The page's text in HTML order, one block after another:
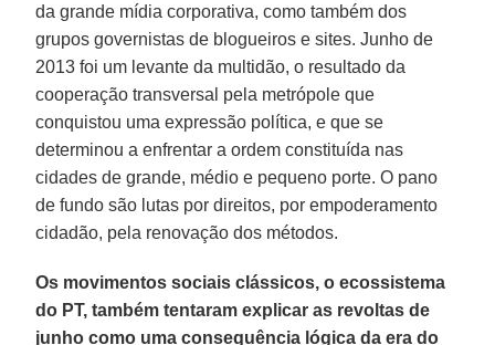
da grande mídia corporativa, como também dos
grupos governistas de blogueiros e sites. Junho de
2013 foi um levante da multidão, o resultado da
cooperação transversal pela metrópole que
conquistou uma expressão política, e que se
determinou a enfrentar a ordem constituída nas
cidades de grande, médio e pequeno porte. O pano
de fundo são lutas por direitos, por empoderamento
cidadão, pela renovação dos métodos.
Os movimentos sociais clássicos, o ecossistema
do PT, também tentaram explicar as revoltas de
junho como uma consequência lógica da era do